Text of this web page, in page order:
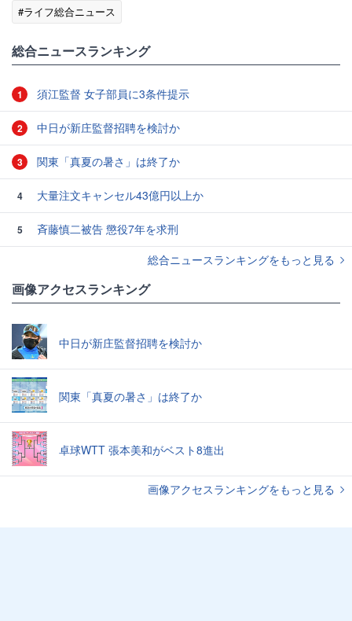
#ライフ総合ニュース
総合ニュースランキング
1 須江監督 女子部員に3条件提示
2 中日が新庄監督招聘を検討か
3 関東「真夏の暑さ」は終了か
4 大量注文キャンセル43億円以上か
5
斉藤慎二被告 懲役7年を求刑
総合ニュースランキングをもっと見る
画像アクセスランキング
中日が新庄監督招聘を検討か
関東「真夏の暑さ」は終了か
卓球WTT 張本美和がベスト8進出
画像アクセスランキングをもっと見る